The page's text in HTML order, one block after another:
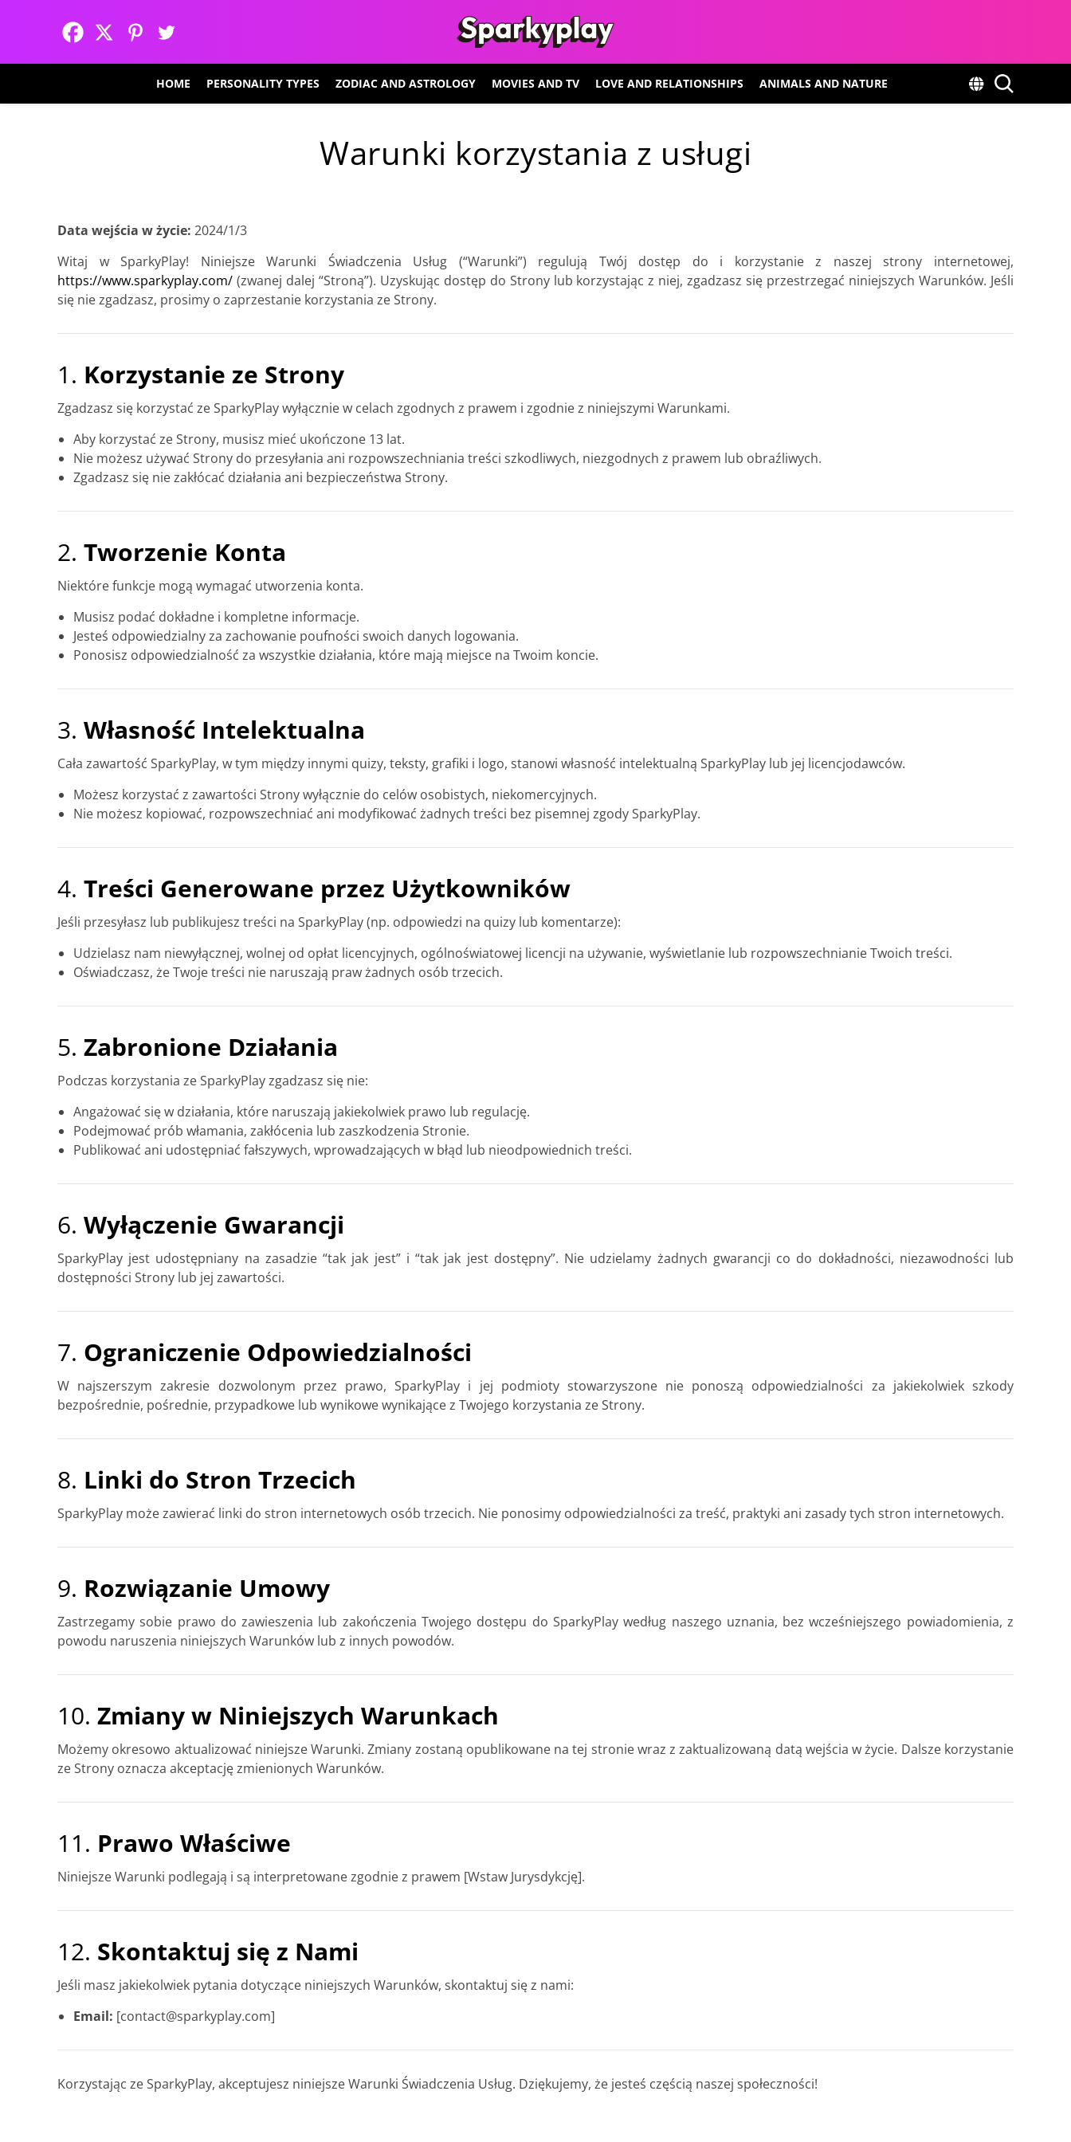
HOME PERSONALITY TYPES ZODIAC AND ASTROLOGY MOVIES AND TV LOVE AND RELATIONSHIPS ANIMALS AND NATURE
Warunki korzystania z usługi
Data wejścia w życie: 2024/1/3
Witaj w SparkyPlay! Niniejsze Warunki Świadczenia Usług (“Warunki”) regulują Twój dostęp do i korzystanie z naszej strony internetowej,
https://www.sparkyplay.com/ (zwanej dalej “Stroną”). Uzyskując dostęp do Strony lub korzystając z niej, zgadzasz się przestrzegać niniejszych Warunków. Jeśli
się nie zgadzasz, prosimy o zaprzestanie korzystania ze Strony.
1. Korzystanie ze Strony
Zgadzasz się korzystać ze SparkyPlay wyłącznie w celach zgodnych z prawem i zgodnie z niniejszymi Warunkami.
Aby korzystać ze Strony, musisz mieć ukończone 13 lat.
Nie możesz używać Strony do przesyłania ani rozpowszechniania treści szkodliwych, niezgodnych z prawem lub obraźliwych.
Zgadzasz się nie zakłócać działania ani bezpieczeństwa Strony.
2. Tworzenie Konta
Niektóre funkcje mogą wymagać utworzenia konta.
Musisz podać dokładne i kompletne informacje.
Jesteś odpowiedzialny za zachowanie poufności swoich danych logowania.
Ponosisz odpowiedzialność za wszystkie działania, które mają miejsce na Twoim koncie.
3. Własność Intelektualna
Cała zawartość SparkyPlay, w tym między innymi quizy, teksty, grafiki i logo, stanowi własność intelektualną SparkyPlay lub jej licencjodawców.
Możesz korzystać z zawartości Strony wyłącznie do celów osobistych, niekomercyjnych.
Nie możesz kopiować, rozpowszechniać ani modyfikować żadnych treści bez pisemnej zgody SparkyPlay.
4. Treści Generowane przez Użytkowników
Jeśli przesyłasz lub publikujesz treści na SparkyPlay (np. odpowiedzi na quizy lub komentarze):
Udzielasz nam niewyłącznej, wolnej od opłat licencyjnych, ogólnoświatowej licencji na używanie, wyświetlanie lub rozpowszechnianie Twoich treści.
Oświadczasz, że Twoje treści nie naruszają praw żadnych osób trzecich.
5. Zabronione Działania
Podczas korzystania ze SparkyPlay zgadzasz się nie:
Angażować się w działania, które naruszają jakiekolwiek prawo lub regulację.
Podejmować prób włamania, zakłócenia lub zaszkodzenia Stronie.
Publikować ani udostępniać fałszywych, wprowadzających w błąd lub nieodpowiednich treści.
6. Wyłączenie Gwarancji
SparkyPlay jest udostępniany na zasadzie “tak jak jest” i “tak jak jest dostępny”. Nie udzielamy żadnych gwarancji co do dokładności, niezawodności lub
dostępności Strony lub jej zawartości.
7. Ograniczenie Odpowiedzialności
W najszerszym zakresie dozwolonym przez prawo, SparkyPlay i jej podmioty stowarzyszone nie ponoszą odpowiedzialności za jakiekolwiek szkody
bezpośrednie, pośrednie, przypadkowe lub wynikowe wynikające z Twojego korzystania ze Strony.
8. Linki do Stron Trzecich
SparkyPlay może zawierać linki do stron internetowych osób trzecich. Nie ponosimy odpowiedzialności za treść, praktyki ani zasady tych stron internetowych.
9. Rozwiązanie Umowy
Zastrzegamy sobie prawo do zawieszenia lub zakończenia Twojego dostępu do SparkyPlay według naszego uznania, bez wcześniejszego powiadomienia, z
powodu naruszenia niniejszych Warunków lub z innych powodów.
10. Zmiany w Niniejszych Warunkach
Możemy okresowo aktualizować niniejsze Warunki. Zmiany zostaną opublikowane na tej stronie wraz z zaktualizowaną datą wejścia w życie. Dalsze korzystanie
ze Strony oznacza akceptację zmienionych Warunków.
11. Prawo Właściwe
Niniejsze Warunki podlegają i są interpretowane zgodnie z prawem [Wstaw Jurysdykcję].
12. Skontaktuj się z Nami
Jeśli masz jakiekolwiek pytania dotyczące niniejszych Warunków, skontaktuj się z nami:
Email: [contact@sparkyplay.com]
Korzystając ze SparkyPlay, akceptujesz niniejsze Warunki Świadczenia Usług. Dziękujemy, że jesteś częścią naszej społeczności!